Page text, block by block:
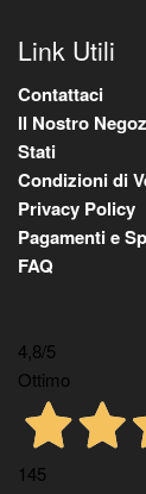
Link Utili
Contattaci
Il Nostro
Stati
Condizioni di
Privacy Policy
Pagamenti e
FAQ
4,8/5
Ottimo
145